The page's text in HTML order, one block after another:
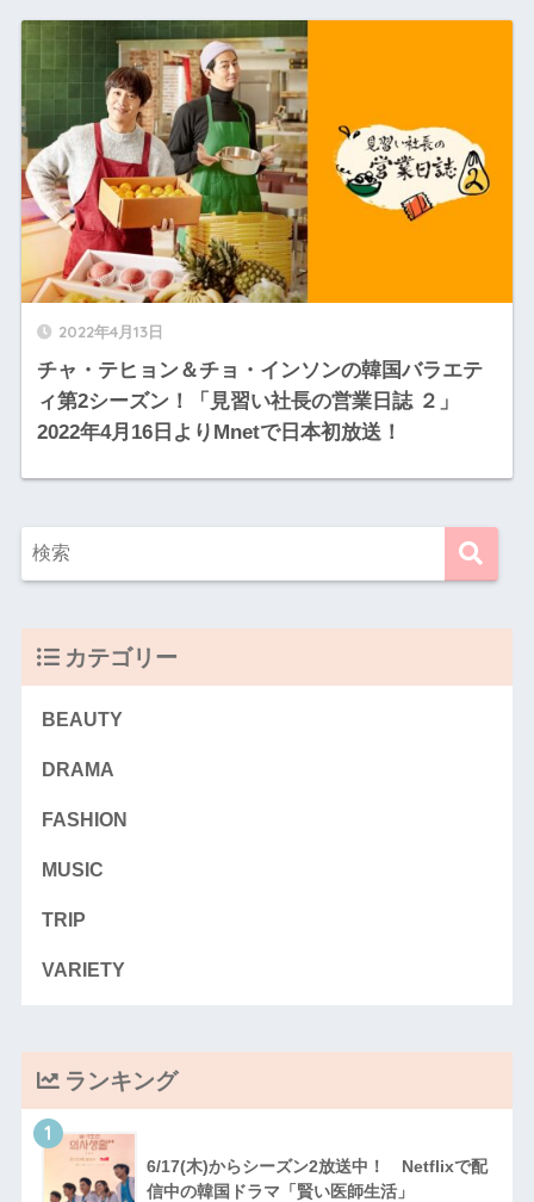
2022年4月13日
チャ・テヒョン＆チョ・インソンの韓国バラエテ
ィ第2シーズン！「見習い社長の営業日誌 ２」
2022年4月16日よりMnetで日本初放送！
カテゴリー
BEAUTY
DRAMA
FASHION
MUSIC
TRIP
VARIETY
ランキング
1
6/17(木)からシーズン2放送中！ Netflixで配
信中の韓国ドラマ「賢い医師生活」